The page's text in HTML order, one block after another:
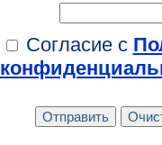
Согласие с